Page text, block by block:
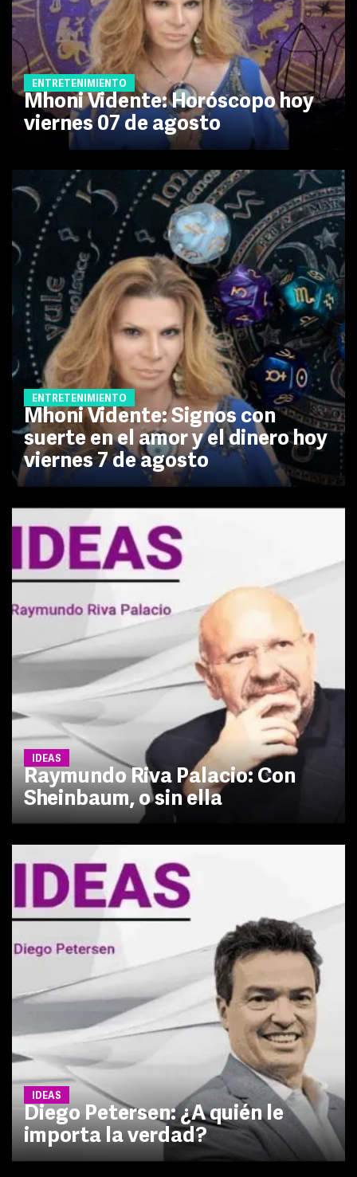
ENTRETENIMIENTO
Mhoni Vidente: Horóscopo hoy
viernes 07 de agosto
ENTRETENIMIENTO
Mhoni Vidente: Signos con
suerte en el amor y el dinero hoy
viernes 7 de agosto
IDEAS
Raymundo Riva Palacio: Con
Sheinbaum, o sin ella
IDEAS
Diego Petersen: ¿A quién le
importa la verdad?